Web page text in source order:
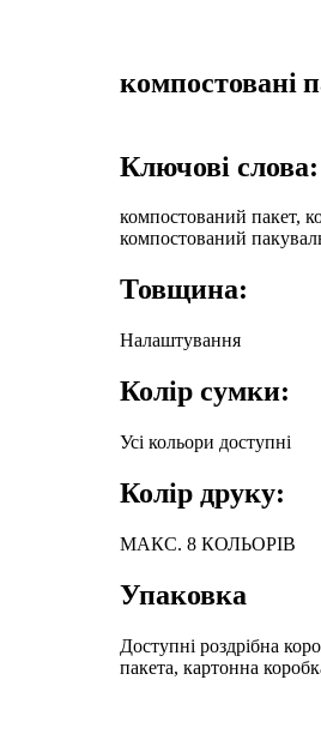
компостовані
Ключові слова:
компостований пакет,
компостований
Товщина:
Налаштування
Колір сумки:
Усі кольори доступні
Колір друку:
МАКС. 8 КОЛЬОРІВ
Упаковка
Доступні роздрібна
пакета, картонна